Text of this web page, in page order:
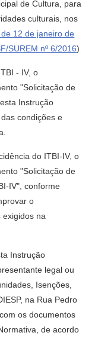
de Cultura, para
culturais, nos
12 de janeiro de
SUREM nº 6/2016)
- IV, o
"Solicitação de
Instrução
condições e
do ITBI-IV, o
"Solicitação de
IV", conforme
o
exigidos na
Instrução
legal ou
Isenções,
na Rua Pedro
os documentos
de acordo